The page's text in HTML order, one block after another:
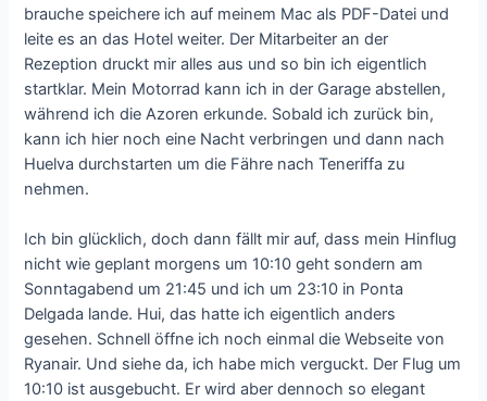
brauche speichere ich auf meinem Mac als PDF-Datei und
leite es an das Hotel weiter. Der Mitarbeiter an der
Rezeption druckt mir alles aus und so bin ich eigentlich
startklar. Mein Motorrad kann ich in der Garage abstellen,
während ich die Azoren erkunde. Sobald ich zurück bin,
kann ich hier noch eine Nacht verbringen und dann nach
Huelva durchstarten um die Fähre nach Teneriffa zu
nehmen.
Ich bin glücklich, doch dann fällt mir auf, dass mein Hinflug
nicht wie geplant morgens um 10:10 geht sondern am
Sonntagabend um 21:45 und ich um 23:10 in Ponta
Delgada lande. Hui, das hatte ich eigentlich anders
gesehen. Schnell öffne ich noch einmal die Webseite von
Ryanair. Und siehe da, ich habe mich verguckt. Der Flug um
10:10 ist ausgebucht. Er wird aber dennoch so elegant